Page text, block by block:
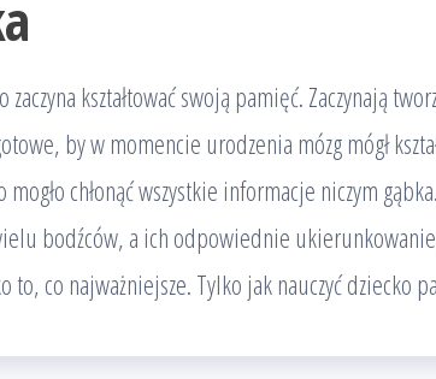
kształtować swoją pamięć. Zaczynają
by w momencie urodzenia mózg mógł
chłonąć wszystkie informacje niczym
bodźców, a ich odpowiednie
to, co najważniejsze. Tylko jak nauczyć dziecko